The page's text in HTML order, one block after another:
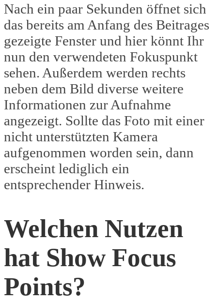
Nach ein paar Sekunden öffnet sich
das bereits am Anfang des Beitrages
gezeigte Fenster und hier könnt Ihr
nun den verwendeten Fokuspunkt
sehen. Außerdem werden rechts
neben dem Bild diverse weitere
Informationen zur Aufnahme
angezeigt. Sollte das Foto mit einer
nicht unterstützten Kamera
aufgenommen worden sein, dann
erscheint lediglich ein
entsprechender Hinweis.
Welchen Nutzen
hat Show Focus
Points?